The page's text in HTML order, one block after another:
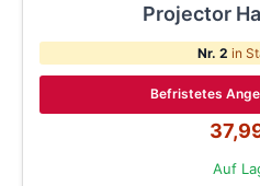
Projector
Nr. 2 in
Befristetes
Auf